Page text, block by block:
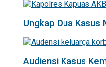
Ungkap Dua Kasus
Audiensi Kasus